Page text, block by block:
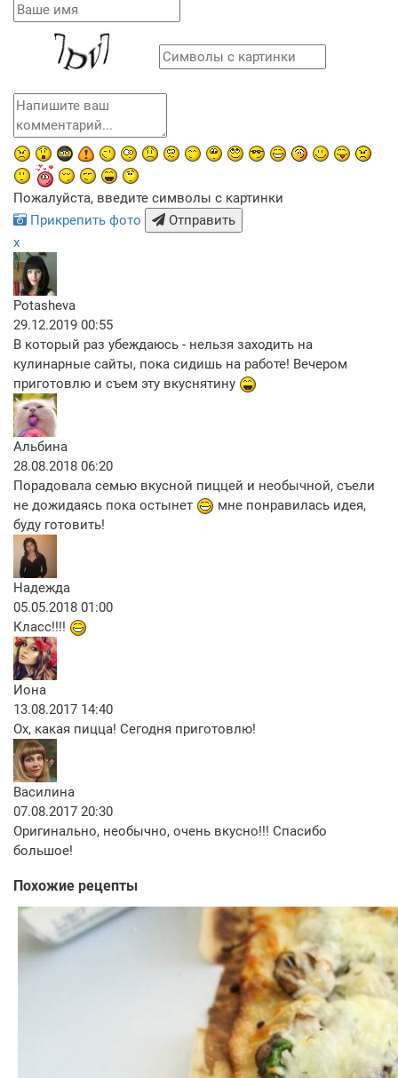
Пожалуйста, введите символы с картинки
Прикрепить фото
Отправить
x
Potasheva
29.12.2019 00:55
В который раз убеждаюсь - нельзя заходить на
кулинарные сайты, пока сидишь на работе! Вечером
приготовлю и съем эту вкуснятину
Альбина
28.08.2018 06:20
Порадовала семью вкусной пиццей и необычной, съели
не дожидаясь пока остынет
мне понравилась идея,
буду готовить!
Надежда
05.05.2018 01:00
Класс!!!!
Иона
13.08.2017 14:40
Ох, какая пицца! Сегодня приготовлю!
Василина
07.08.2017 20:30
Оригинально, необычно, очень вкусно!!! Спасибо
большое!
Похожие рецепты